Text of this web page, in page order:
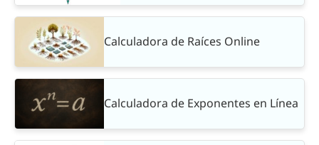
Calculadora de Raíces Online
Calculadora de Exponentes en Línea